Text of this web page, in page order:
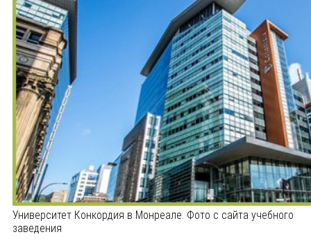
Университет Конкордия в Монреале. Фото с сайта учебного
заведения